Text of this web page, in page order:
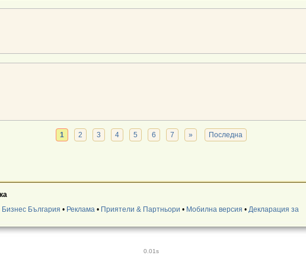
1 2 3 4 5 6 7 » Последна
Бизнес България • Реклама• Приятели & Партньори • Мобилна версия • Декларация за
0.01s